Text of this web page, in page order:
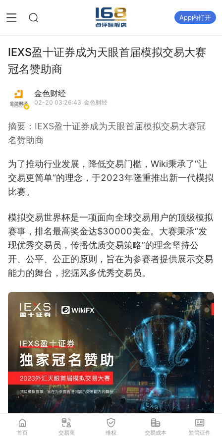
App内打开
IEXS盈十证券成为天眼首届模拟交易大赛
冠名赞助商
金色财经
02-20 03:26:43 金色财经
摘要： IEXS盈十证券成为天眼首届模拟交易大赛冠
名赞助商
为了推动行业发展，降低交易门槛，Wiki秉承了“让
交易更简单“的理念，于2023年隆重推出新一代模拟
比赛。
模拟交易世界杯是一项面向全球交易用户的顶级模拟
赛事，排名最高奖金达$30000美金。大赛秉承“发
现优秀交易员，传播优质交易策略”的理念坚持公
开、公平、公正的原则，旨在为参赛者提供展示交易
能力的舞台，挖掘风多优秀交易员。
首页 交易商 维权 交易成本 监管证件